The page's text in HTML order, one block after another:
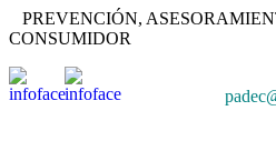
PREVENCIÓN,
CONSUMIDOR